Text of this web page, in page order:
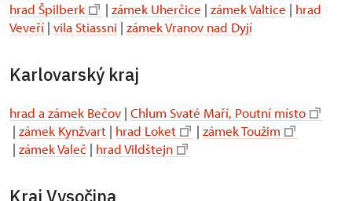
hrad Špilberk | zámek Uherčice | zámek Valtice | hrad
Veveří | vila Stiassni | zámek Vranov nad Dyjí
Karlovarský kraj
hrad a zámek Bečov | Chlum Svaté Maří, Poutní místo
| zámek Kynžvart | hrad Loket | zámek Toužim
| zámek Valeč | hrad Vildštejn
Kraj Vysočina